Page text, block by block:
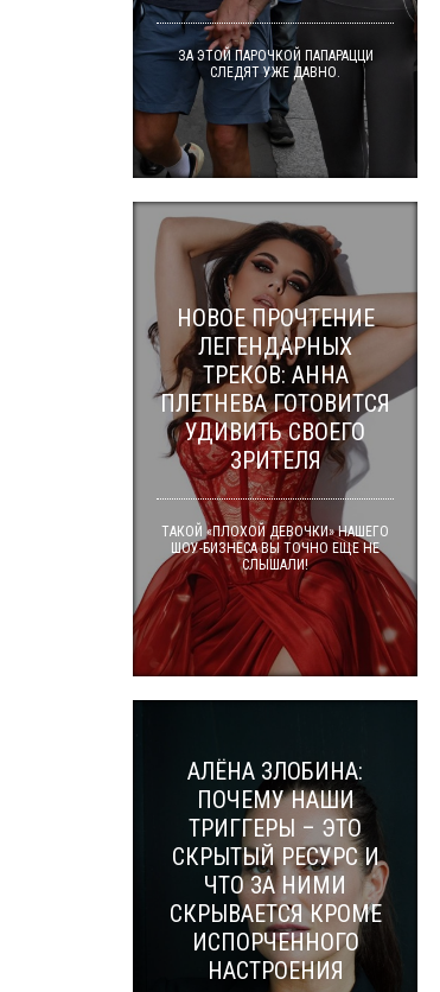
ЗА ЭТОЙ ПАРОЧКОЙ ПАПАРАЦЦИ
СЛЕДЯТ УЖЕ ДАВНО.
НОВОЕ ПРОЧТЕНИЕ
ЛЕГЕНДАРНЫХ
ТРЕКОВ: АННА
ПЛЕТНЕВА ГОТОВИТСЯ
УДИВИТЬ СВОЕГО
ЗРИТЕЛЯ
ТАКОЙ «ПЛОХОЙ ДЕВОЧКИ» НАШЕГО
ШОУ-БИЗНЕСА ВЫ ТОЧНО ЕЩЕ НЕ
СЛЫШАЛИ!
АЛЁНА ЗЛОБИНА:
ПОЧЕМУ НАШИ
ТРИГГЕРЫ – ЭТО
СКРЫТЫЙ РЕСУРС И
ЧТО ЗА НИМИ
СКРЫВАЕТСЯ КРОМЕ
ИСПОРЧЕННОГО
НАСТРОЕНИЯ